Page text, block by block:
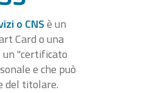
o CNSè un
Card o una
un "certificato
e che può
del titolare.